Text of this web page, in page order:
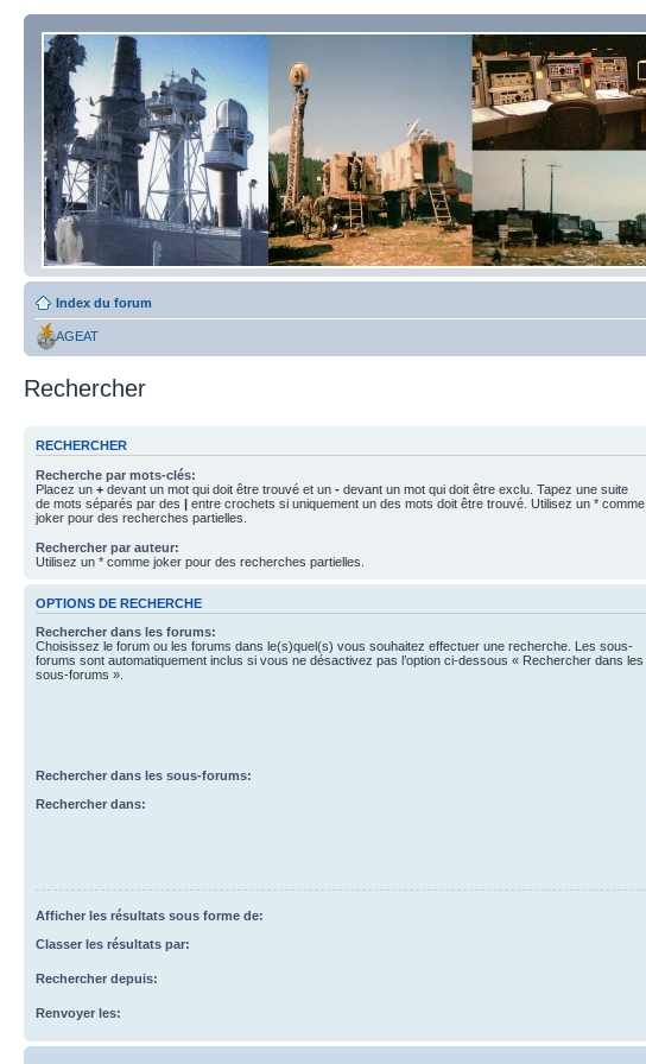
Index du forum
AGEAT
Rechercher
RECHERCHER
Recherche par mots-clés:
Placez un + devant un mot qui doit être trouvé et un - devant un mot qui doit être exclu. Tapez une suite
de mots séparés par des | entre crochets si uniquement un des mots doit être trouvé. Utilisez un * comme
joker pour des recherches partielles.
Rechercher par auteur:
Utilisez un * comme joker pour des recherches partielles.
OPTIONS DE RECHERCHE
Rechercher dans les forums:
Choisissez le forum ou les forums dans le(s)quel(s) vous souhaitez effectuer une recherche. Les sous-
forums sont automatiquement inclus si vous ne désactivez pas l’option ci-dessous « Rechercher dans les
sous-forums ».
Rechercher dans les sous-forums:
Rechercher dans:
Afficher les résultats sous forme de:
Classer les résultats par:
Rechercher depuis:
Renvoyer les: